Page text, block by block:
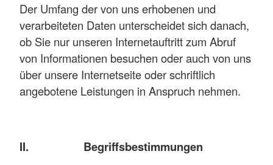
Der Umfang der von uns erhobenen und
verarbeiteten Daten unterscheidet sich danach,
ob Sie nur unseren Internetauftritt zum Abruf
von Informationen besuchen oder auch von uns
über unsere Internetseite oder schriftlich
angebotene Leistungen in Anspruch nehmen.
II. Begriffsbestimmungen